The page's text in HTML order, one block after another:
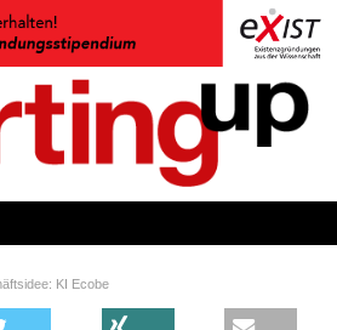
KI Ecobe